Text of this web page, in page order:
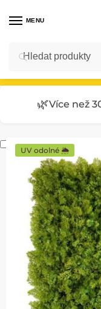
MENU
🌿Více než
UV odolné 🌦️